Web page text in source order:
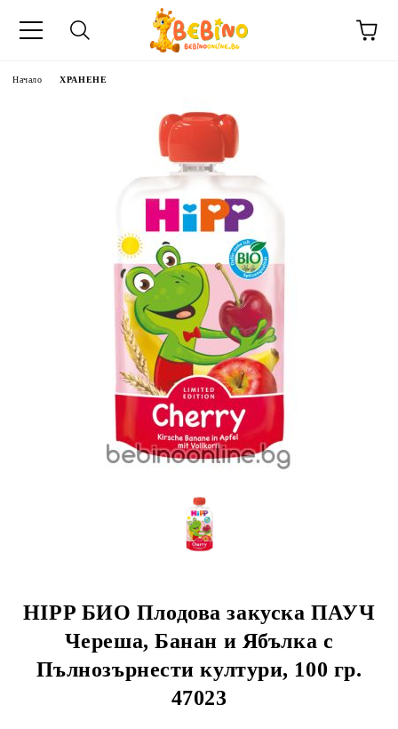
Начало ХРАНЕНЕ
HIPP БИО Плодова закуска ПАУЧ
Череша, Банан и Ябълка с
Пълнозърнести култури, 100 гр.
47023